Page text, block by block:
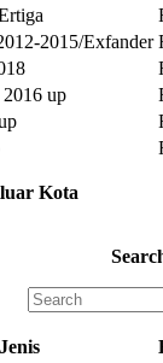
2015/Exfander
up
Kota
Jenis